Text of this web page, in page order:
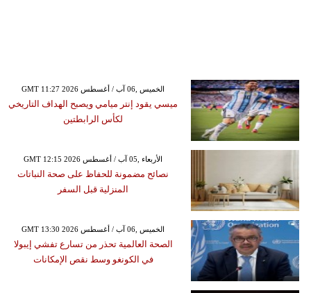
GMT 11:27 2026 الخميس ,06 آب / أغسطس
ميسي يقود إنتر ميامي ويصبح الهداف التاريخي
لكأس الرابطتين
GMT 12:15 2026 الأربعاء ,05 آب / أغسطس
نصائح مضمونة للحفاظ على صحة النباتات
المنزلية قبل السفر
GMT 13:30 2026 الخميس ,06 آب / أغسطس
الصحة العالمية تحذر من تسارع تفشي إيبولا
في الكونغو وسط نقص الإمكانات